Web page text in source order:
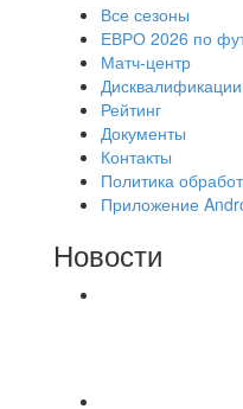
Все сезоны
ЕВРО 2026 по
Матч-центр
Дисквалификации
Рейтинг
Документы
Контакты
Политика
Приложение
Новости